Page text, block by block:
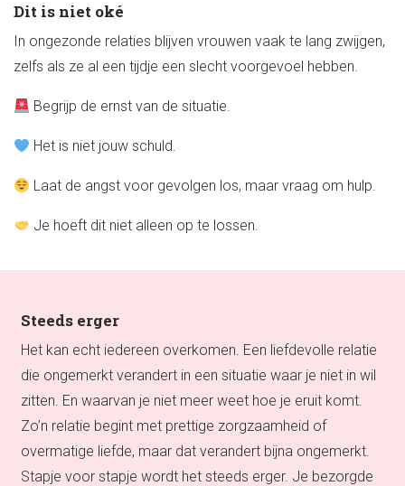
Dit is niet oké
In ongezonde relaties blijven vrouwen vaak te lang zwijgen,
zelfs als ze al een tijdje een slecht voorgevoel hebben.
Begrijp de ernst van de situatie.
Het is niet jouw schuld.
Laat de angst voor gevolgen los, maar vraag om hulp.
Je hoeft dit niet alleen op te lossen.
Steeds erger
Het kan echt iedereen overkomen. Een liefdevolle relatie
die ongemerkt verandert in een situatie waar je niet in wil
zitten. En waarvan je niet meer weet hoe je eruit komt.
Zo’n relatie begint met prettige zorgzaamheid of
overmatige liefde, maar dat verandert bijna ongemerkt.
Stapje voor stapje wordt het steeds erger. Je bezorgde